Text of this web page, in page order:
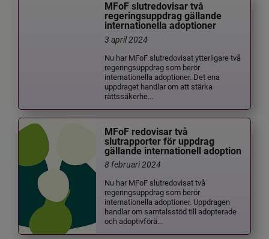
MFoF slutredovisar två
regeringsuppdrag gällande
internationella adoptioner
3 april 2024
Nu har MFoF slutredovisat ytterligare två
regeringsuppdrag som berör
internationella adoptioner. Det ena
uppdraget handlar om att stärka
rättssäkerhe...
MFoF redovisar två
slutrapporter för uppdrag
gällande internationell adoption
8 februari 2024
Nu har MFoF slutredovisat två
regeringsuppdrag som berör
internationella adoptioner. Uppdragen
handlar om samtalsstöd till adopterade
och adoptivförä...